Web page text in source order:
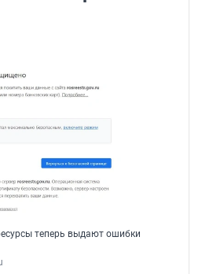
теперь выдают ошибки